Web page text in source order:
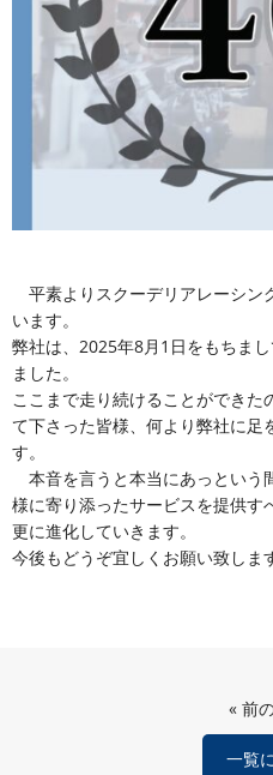
平素よりスクーデリアレーシン
います。
弊社は、2025年8月1日をもちま
ました。
ここまで走り続けることができた
て下さった皆様、何より弊社に
す。
本音を言うと本当にあっという
様に寄り添ったサービスを提供す
更に進化していきます。
今後もどうぞ宜しくお願い致しま
« 前
一覧